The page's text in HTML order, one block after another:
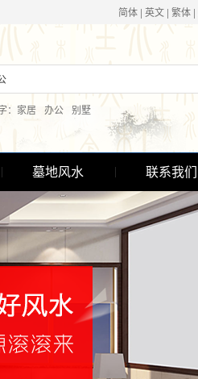
简体 | 英文 | 繁体 |
： 家居 办公 别墅
墓地风水 联系我们